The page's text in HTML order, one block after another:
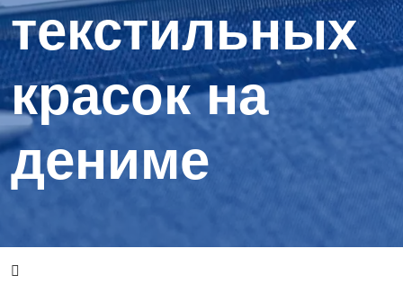
текстильных
красок на
дениме